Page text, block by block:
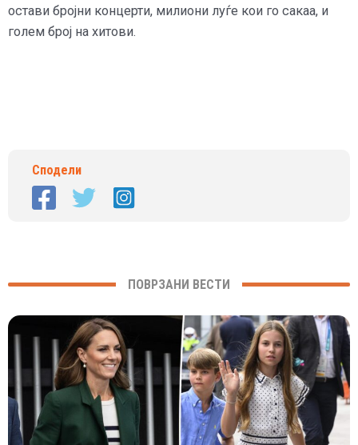
остави бројни концерти, милиони луѓе кои го сакаа, и
голем број на хитови.
Сподели
ПОВРЗАНИ ВЕСТИ